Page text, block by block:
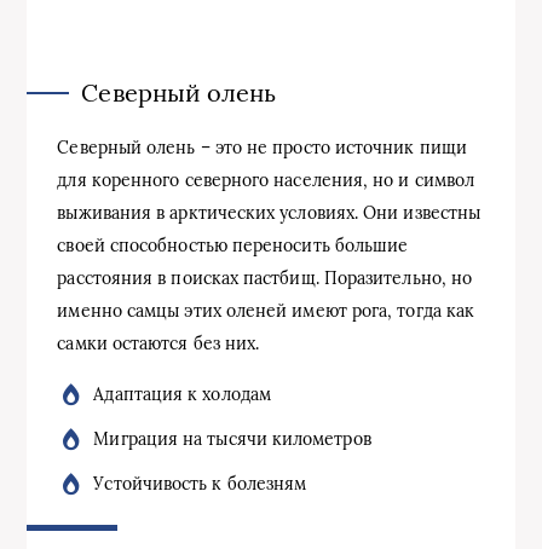
Северный олень
Северный олень – это не просто источник пищи
для коренного северного населения, но и символ
выживания в арктических условиях. Они известны
своей способностью переносить большие
расстояния в поисках пастбищ. Поразительно, но
именно самцы этих оленей имеют рога, тогда как
самки остаются без них.
Адаптация к холодам
Миграция на тысячи километров
Устойчивость к болезням